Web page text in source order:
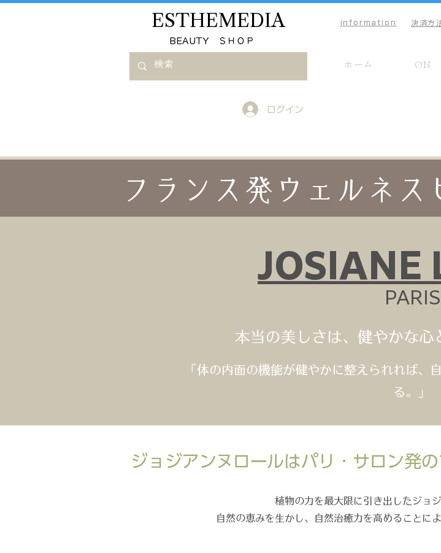
ESTHEMEDIA information 決済方
​BEAUTY ＳＨＯＰ
ホーム ON
ログイン
フランス発ウェルネス
JOSIANE
PARIS
本当の美しさは、健やかな心
「体の内面の機能が健やかに整えられれば、
る。」
ジョジアンヌロールはパリ・サロン発
植物の力を最大限に引き出したジョ
自然の恵みを生かし、自然治癒力を高めることに